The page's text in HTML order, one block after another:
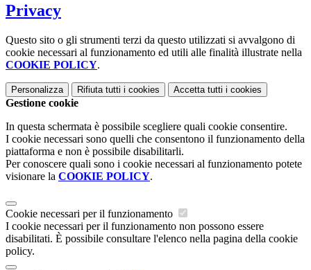
Privacy
Questo sito o gli strumenti terzi da questo utilizzati si avvalgono di
cookie necessari al funzionamento ed utili alle finalità illustrate nella
COOKIE POLICY.
Personalizza Rifiuta tutti i cookies Accetta tutti i cookies
Gestione cookie
In questa schermata è possibile scegliere quali cookie consentire.
I cookie necessari sono quelli che consentono il funzionamento della
piattaforma e non è possibile disabilitarli.
Per conoscere quali sono i cookie necessari al funzionamento potete
visionare la COOKIE POLICY.
Cookie necessari per il funzionamento
I cookie necessari per il funzionamento non possono essere
disabilitati. È possibile consultare l'elenco nella pagina della cookie
policy.